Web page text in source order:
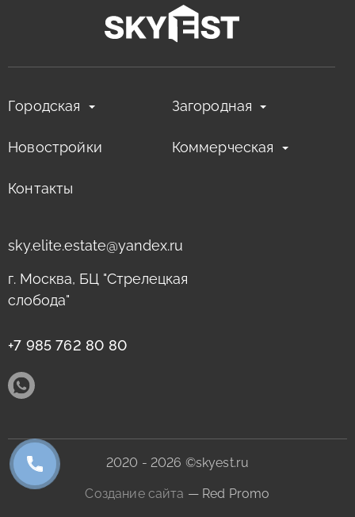
Городская Загородная
Новостройки Коммерческая
Контакты
sky.elite.estate@yandex.ru
г. Москва, БЦ "Стрелецкая
слобода"
+7 985 762 80 80
2020 - 2026 ©skyest.ru
Создание сайта — Red Promo